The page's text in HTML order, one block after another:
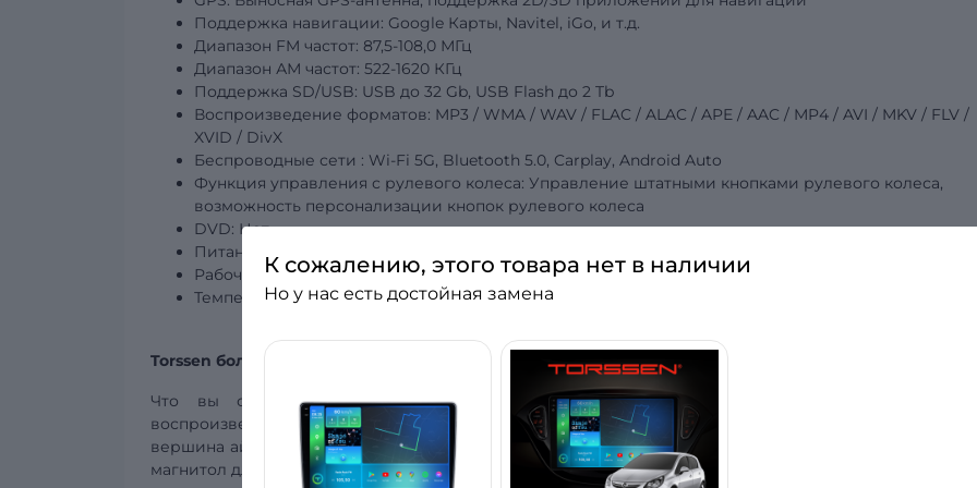
Поддержка навигации: Google Карты, Navitel, iGo, и т.д.
Диапазон FM частот: 87,5-108,0 МГц
Диапазон АМ частот: 522-1620 КГц
Поддержка SD/USB: USB до 32 Gb, USB Flash до 2 Tb
Воспроизведение форматов: MP3 / WMA / WAV / FLAC / ALAC / APE / AAC / MP4 / AVI / MKV / FLV /
XVID / DivX
Беспроводные сети : Wi-Fi 5G, Bluetooth 5.0, Carplay, Android Auto
Функция управления с рулевого колеса: Управление штатными кнопками рулевого колеса,
возможность персонализации кнопок рулевого колеса
DVD: Нет
Питание: DC 12V
Рабочая температура: -20°C – +70°C
Температура хранения: -30°C – +80°C
Torssen больше, чем автомагнитола!
Что вы ожидаете от штатной магнитолы для своего авто? Хороший звук,
воспроизведение, поддержка многочисленных форматов музыкальных файлов? Всё это —
вершина айсберга, когда речь идёт об автомагнитоле Torssen! Что же делает её лучшей среди
магнитол для автомобилей?
К сожалению, этого товара нет в наличии
Но у нас есть достойная замена